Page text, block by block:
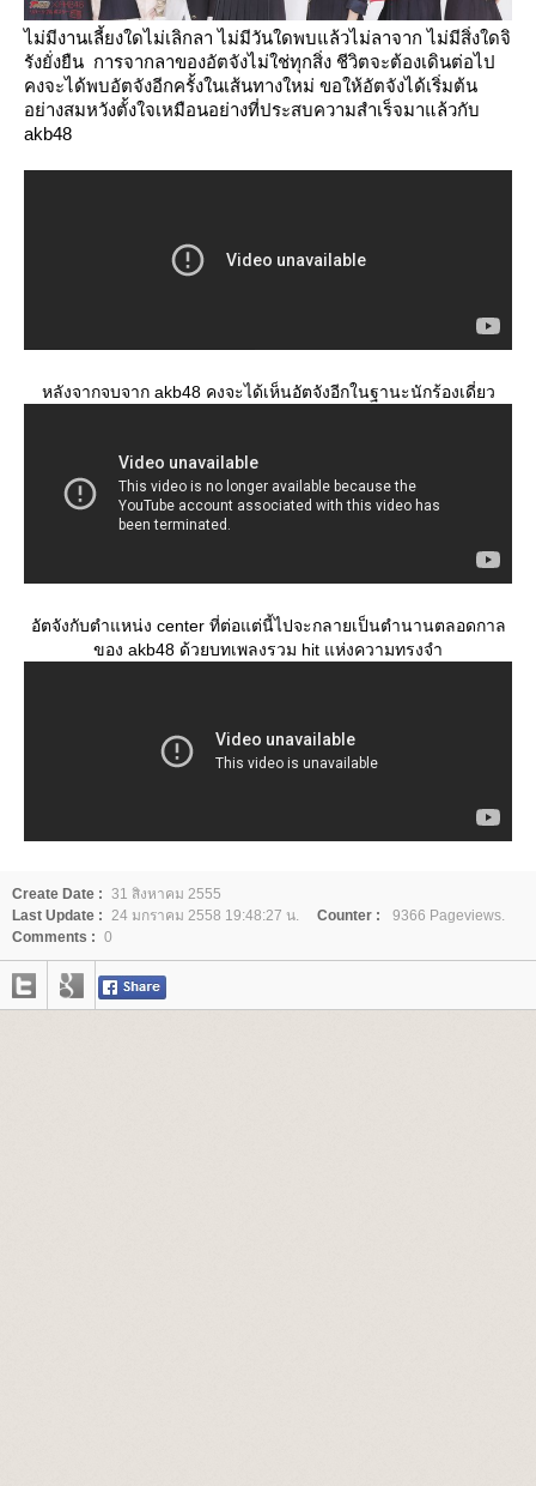
ไม่มีงานเลี้ยงใดไม่เลิกลา ไม่มีวันใดพบแล้วไม่ลาจาก ไม่มีสิ่งใดจิ
รังยั่งยืน การจากลาของอัตจังไม่ใช่ทุกสิ่ง ชีวิตจะต้องเดินต่อไป
คงจะได้พบอัตจังอีกครั้งในเส้นทางใหม่ ขอให้อัตจังได้เริ่มต้น
อย่างสมหวังตั้งใจเหมือนอย่างที่ประสบความสำเร็จมาแล้วกับ
akb48
หลังจากจบจาก akb48 คงจะได้เห็นอัตจังอีกในฐานะนักร้องเดี่ยว
อัตจังกับตำแหน่ง center ที่ต่อแต่นี้ไปจะกลายเป็นตำนานตลอดกาล
ของ akb48 ด้วยบทเพลงรวม hit แห่งความทรงจำ
Create Date : 31 สิงหาคม 2555
Last Update : 24 มกราคม 2558 19:48:27 น. Counter :
9366 Pageviews.
Comments : 0